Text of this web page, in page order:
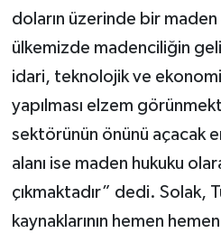
doların üzerinde bir maden
ülkemizde madenciliğin
idari, teknolojik ve
yapılması elzem
sektörünün önünü açacak
alanı ise maden hukuku
çıkmaktadır” dedi. Solak,
kaynaklarının hemen